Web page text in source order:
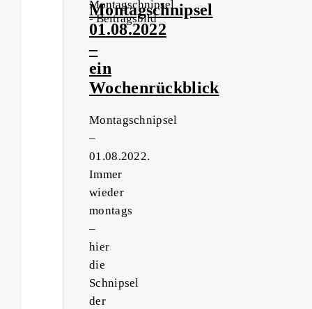
Montagschnipsel
01.08.2022
–
ein
Wochenrückblick
Montagschnipsel
–
01.08.2022.
Immer
wieder
montags
–
hier
die
Schnipsel
der